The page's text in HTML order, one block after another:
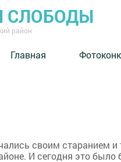
СЛОБОДЫ
район
Главная
своим старанием
И сегодня это было